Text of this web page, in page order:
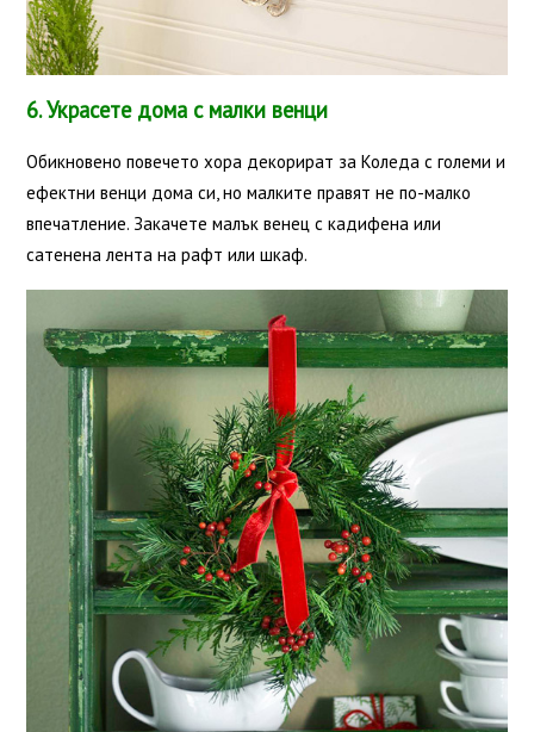
6. Украсете дома с малки венци
Обикновено повечето хора декорират за Коледа с големи и
ефектни венци дома си, но малките правят не по-малко
впечатление. Закачете малък венец с кадифена или
сатенена лента на рафт или шкаф.